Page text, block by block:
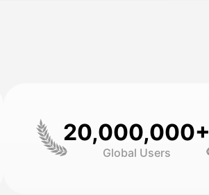
20,000,000+
Global Users